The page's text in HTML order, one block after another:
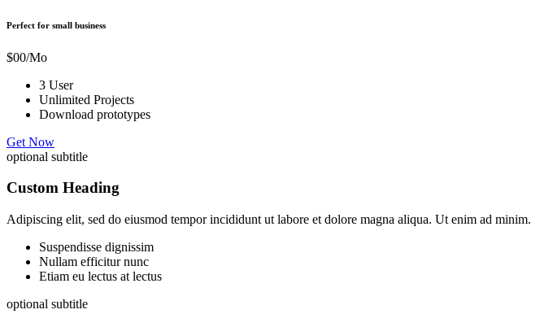
Perfect for small business
$00/Mo
3 User
Unlimited Projects
Download prototypes
Get Now
optional subtitle
Custom Heading
Adipiscing elit, sed do eiusmod tempor incididunt ut labore et dolore magna aliqua. Ut enim ad minim.
Suspendisse dignissim
Nullam efficitur nunc
Etiam eu lectus at lectus
optional subtitle